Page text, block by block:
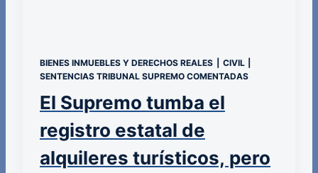
BIENES INMUEBLES Y DERECHOS REALES CIVIL
SENTENCIAS TRIBUNAL SUPREMO COMENTADAS
El Supremo tumba el
registro estatal de
alquileres turísticos, pero